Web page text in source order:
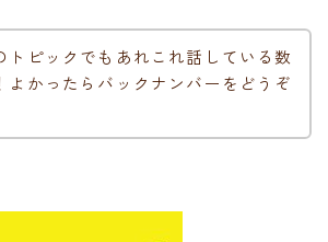
トピックでもあれこれ話している数
よかったらバックナンバーをどうぞ